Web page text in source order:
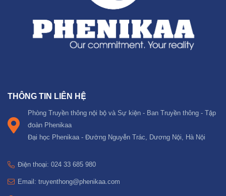
THÔNG TIN LIÊN HỆ
Phòng Truyền thông nội bộ và Sự kiện - Ban Truyền thông - Tập
đoàn Phenikaa
Đại học Phenikaa - Đường Nguyễn Trác, Dương Nội, Hà Nội
Điện thoại: 024 33 685 980
Email: truyenthong@phenikaa.com